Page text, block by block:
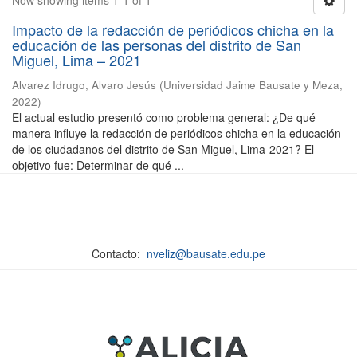
Impacto de la redacción de periódicos chicha en la
educación de las personas del distrito de San
Miguel, Lima – 2021
Alvarez Idrugo, Alvaro Jesús (Universidad Jaime Bausate y Meza,
2022)
El actual estudio presentó como problema general: ¿De qué
manera influye la redacción de periódicos chicha en la educación
de los ciudadanos del distrito de San Miguel, Lima-2021? El
objetivo fue: Determinar de qué ...
Contacto: nveliz@bausate.edu.pe